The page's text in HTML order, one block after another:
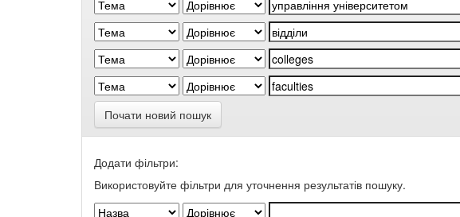
Почати новий пошук
Додати фільтри:
Використовуйте фільтри для уточнення результатів пошуку.